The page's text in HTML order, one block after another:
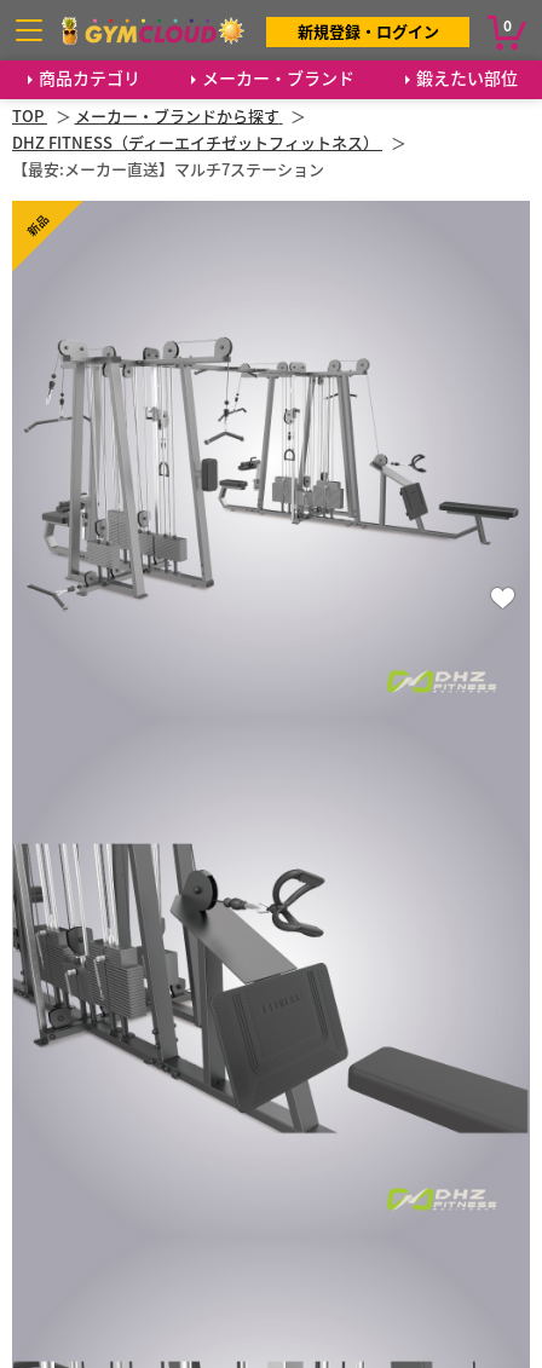
商品カテゴリ メーカー・ブランド 鍛えたい部位
新規登録・ログイン 0
TOP
メーカー・ブランドから探す
DHZ FITNESS（ディーエイチゼットフィットネス）
【最安:メーカー直送】マルチ7ステーション
新品